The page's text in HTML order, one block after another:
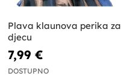
Plava klaunova perika za
djecu
7,99 €
DOSTUPNO